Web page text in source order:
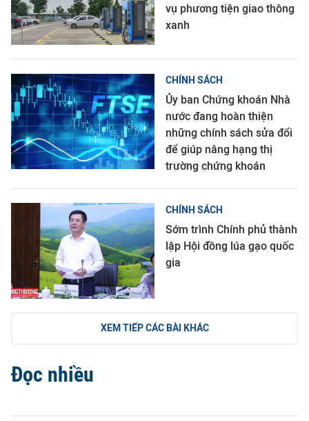
vụ phương tiện giao thông
xanh
CHÍNH SÁCH
Ủy ban Chứng khoán Nhà
nước đang hoàn thiện
những chính sách sửa đổi
để giúp nâng hạng thị
trường chứng khoán
CHÍNH SÁCH
Sớm trình Chính phủ thành
lập Hội đồng lúa gạo quốc
gia
XEM TIẾP CÁC BÀI KHÁC
Đọc nhiều